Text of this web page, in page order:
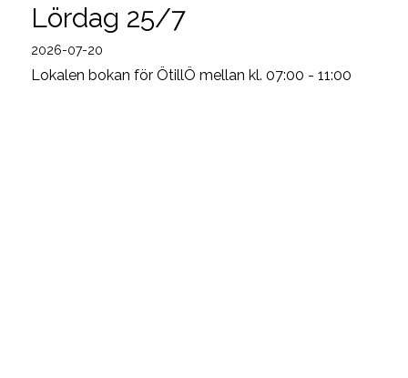
Lördag 25/7
2026-07-20
Lokalen bokan för ÖtillÖ mellan kl. 07:00 - 11:00